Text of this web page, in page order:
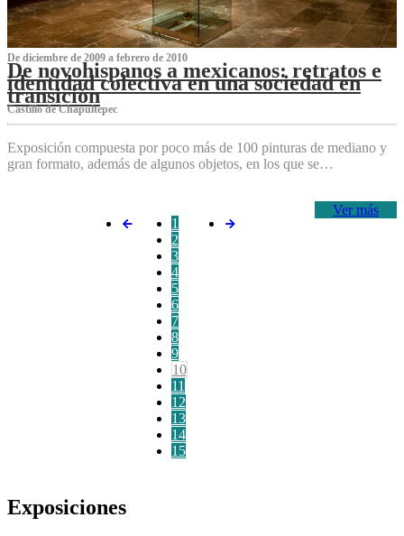
De diciembre de 2009 a febrero de 2010
De novohispanos a mexicanos: retratos e
identidad colectiva en una sociedad en
transición
Castillo de Chapultepec
Exposición compuesta por poco más de 100 pinturas de mediano y
gran formato, además de algunos objetos, en los que se…
Ver más
1
2
3
4
5
6
7
8
9
10
11
12
13
14
15
Exposiciones